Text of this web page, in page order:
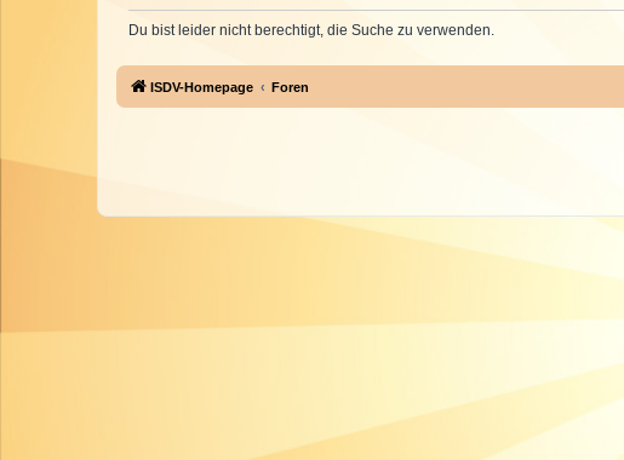
Du bist leider nicht berechtigt, die Suche zu verwenden.
ISDV-Homepage Foren